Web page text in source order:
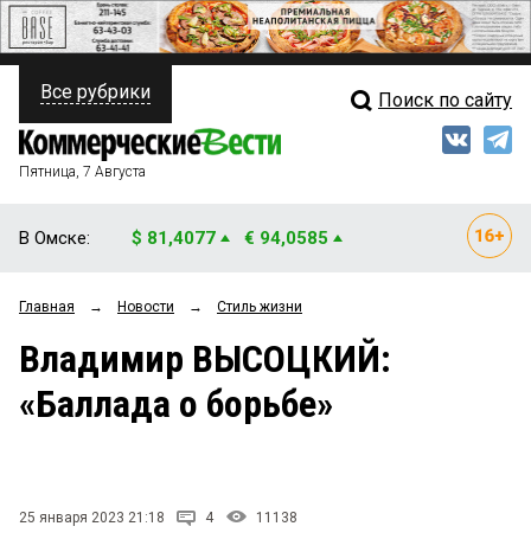
ПОЛИТИКА
ФИНАНСЫ
ОБЩЕСТВО
ЗАКОН
НОВОСТИ КОМПАНИЙ
СТИЛЬ ЖИЗНИ
Свежий выпуск
Рейтинги
Блоги
Все рубрики Поиск по сайту
Пятница, 7 Августа
В Омске: $ 81,4077 € 94,0585
Главная → Новости → Стиль жизни
Владимир ВЫСОЦКИЙ:
«Баллада о борьбе»
25 января 2023 21:18 4 11138